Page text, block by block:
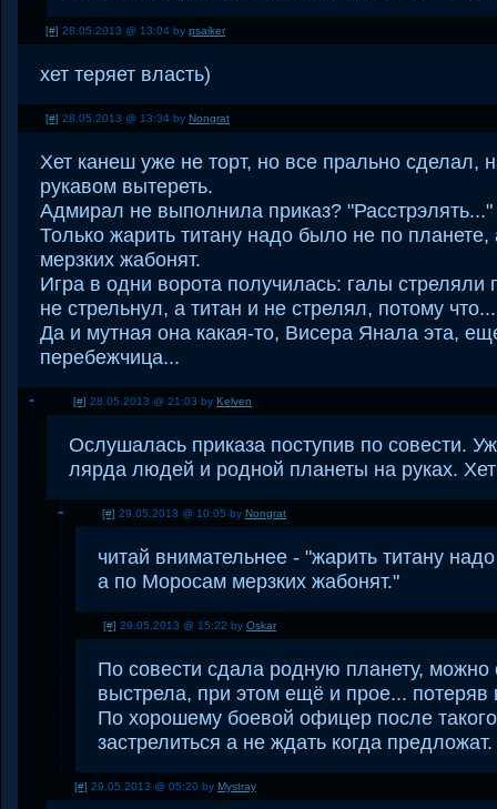
[#] 28.05.2013 @ 13:04 by psaiker
хет теряет власть)
[#] 28.05.2013 @ 13:34 by Nongrat
Хет канеш уже не торт, но все прально сделал,
рукавом вытереть.
Адмирал не выполнила приказ?
Только жарить титану надо было не по
мерзких жабонят.
Игра в одни ворота получилась: галы стреляли
не стрельнул, а титан и не стрелял, потому
Да и мутная она какая-то, Висера Янала эта,
перебежчица...
[#] 28.05.2013 @ 21:03 by Kelven
Ослушалась приказа поступив по совести.
лярда людей и родной планеты на руках. Хет
[#] 29.05.2013 @ 10:05 by Nongrat
читай внимательнее - "жарить титану
а по Моросам мерзких жабонят."
[#] 29.05.2013 @ 15:22 by Oskar
По совести сдала родную планету, можно
выстрела, при этом ещё и прое... потеряв
По хорошему боевой офицер после
застрелиться а не ждать когда предложат.
[#] 29.05.2013 @ 05:20 by Mystray